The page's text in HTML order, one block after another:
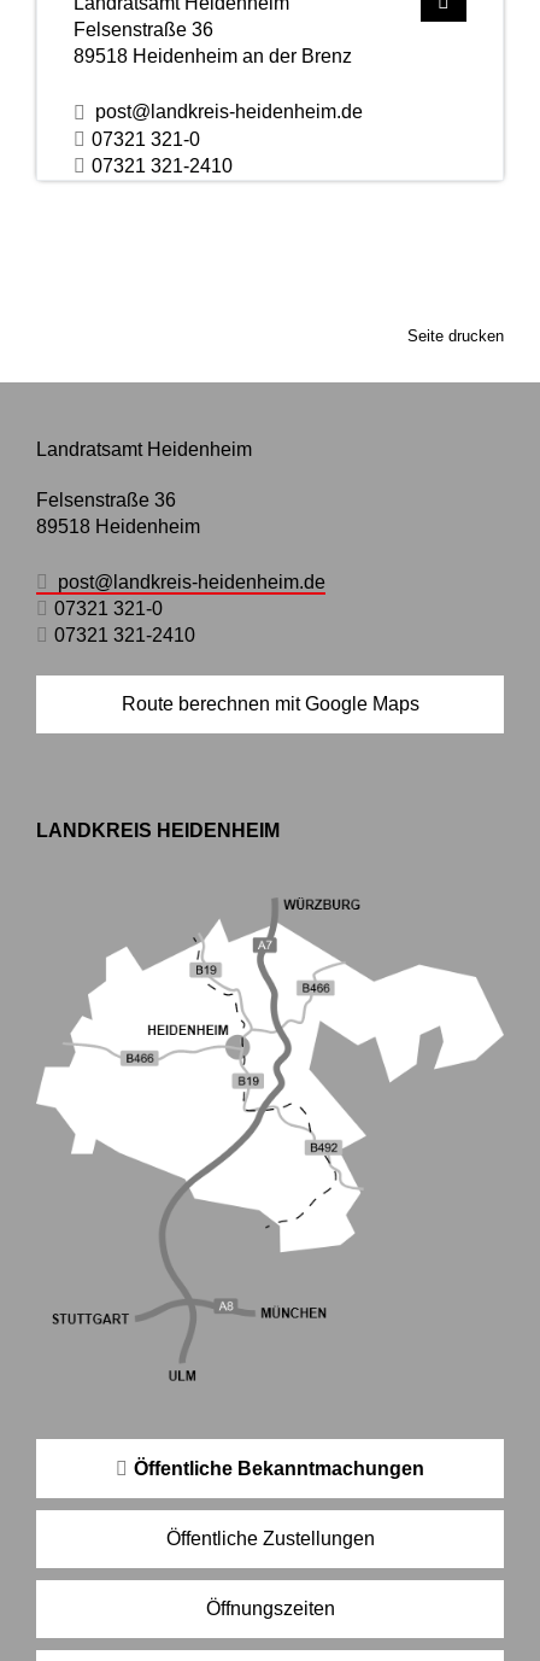
Felsenstraße 36
89518 Heidenheim an der Brenz
post@landkreis-heidenheim.de
07321 321-0
07321 321-2410
Seite drucken
Landratsamt Heidenheim
Felsenstraße 36
89518 Heidenheim
post@landkreis-heidenheim.de
07321 321-0
07321 321-2410
Route berechnen mit Google Maps
LANDKREIS HEIDENHEIM
Öffentliche Bekanntmachungen
Öffentliche Zustellungen
Öffnungszeiten